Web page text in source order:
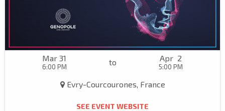
Mar 31
6:00 PM to Apr 2
5:00 PM
Evry-Courcourones, France
SEE EVENT WEBSITE